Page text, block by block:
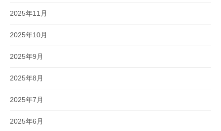
2025年11月
2025年10月
2025年9月
2025年8月
2025年7月
2025年6月